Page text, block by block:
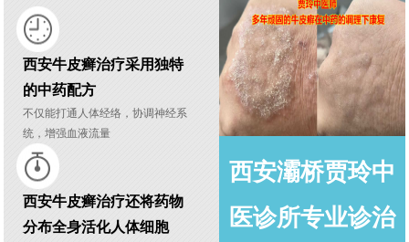
巩固肾源之本
改善皮肤的微循环及新陈代谢，使
有害代谢产物及时排出
贾玲中医治疗牛皮癣使患
身体得到矫正和康复
西安灞桥贾玲中
医诊所专业诊治
西安牛皮癣治疗采用独特
的中药配方
不仅能打通人体经络，协调神经系
统，增强血液流量
西安牛皮癣治疗还将药物
分布全身活化人体细胞